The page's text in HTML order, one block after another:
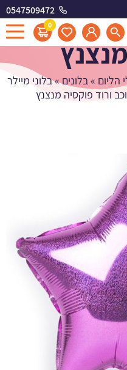
0547509472
0
ורוד
הליום »בלונים»בלוני מיילר
ורוד פוקסיה מנצנץ